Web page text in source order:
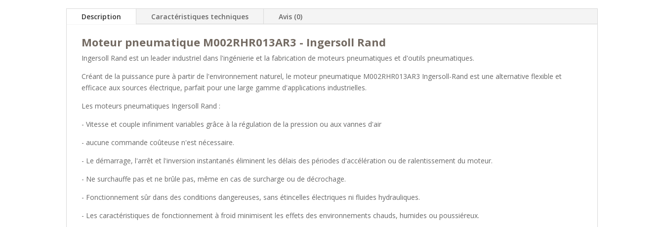
Description Caractéristiques techniques Avis (0)
Moteur pneumatique M002RHR013AR3 - Ingersoll Rand
Ingersoll Rand est un leader industriel dans l'ingénierie et la fabrication de moteurs pneumatiques et d'outils pneumatiques.
Créant de la puissance pure à partir de l'environnement naturel, le moteur pneumatique M002RHR013AR3 Ingersoll-Rand est une alternative flexible et
efficace aux sources électrique, parfait pour une large gamme d'applications industrielles.
Les moteurs pneumatiques Ingersoll Rand :
- Vitesse et couple infiniment variables grâce à la régulation de la pression ou aux vannes d'air
- aucune commande coûteuse n'est nécessaire.
- Le démarrage, l'arrêt et l'inversion instantanés éliminent les délais des périodes d'accélération ou de ralentissement du moteur.
- Ne surchauffe pas et ne brûle pas, même en cas de surcharge ou de décrochage.
- Fonctionnement sûr dans des conditions dangereuses, sans étincelles électriques ni fluides hydrauliques.
- Les caractéristiques de fonctionnement à froid minimisent les effets des environnements chauds, humides ou poussiéreux.